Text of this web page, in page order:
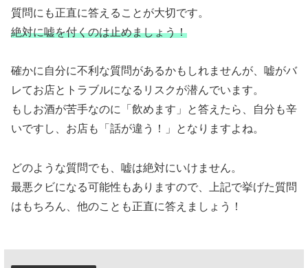
質問にも正直に答えることが大切です。
絶対に嘘を付くのは止めましょう！
確かに自分に不利な質問があるかもしれませんが、嘘がバ
レてお店とトラブルになるリスクが潜んでいます。
もしお酒が苦手なのに「飲めます」と答えたら、自分も辛
いですし、お店も「話が違う！」となりますよね。
どのような質問でも、嘘は絶対にいけません。
最悪クビになる可能性もありますので、上記で挙げた質問
はもちろん、他のことも正直に答えましょう！